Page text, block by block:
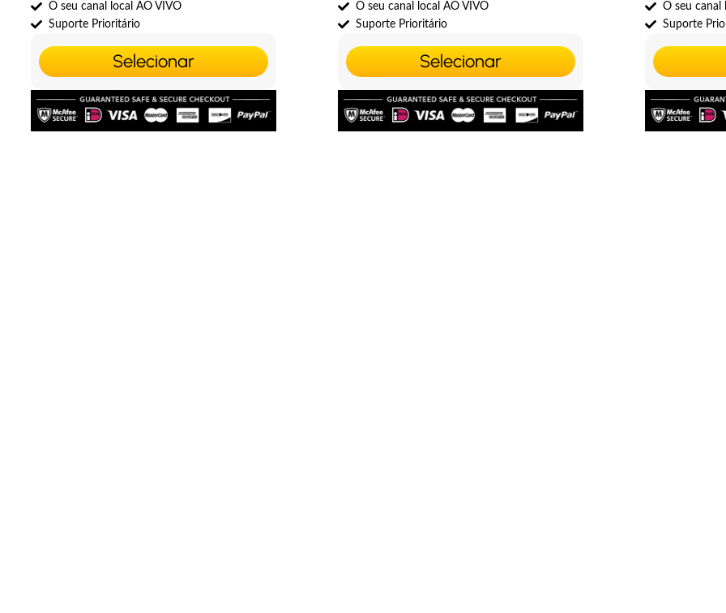
O seu canal local AO VIVO
Suporte Prioritário
Selecionar
O seu canal local AO VIVO
Suporte Prioritário
Selecionar
O seu canal
Suporte